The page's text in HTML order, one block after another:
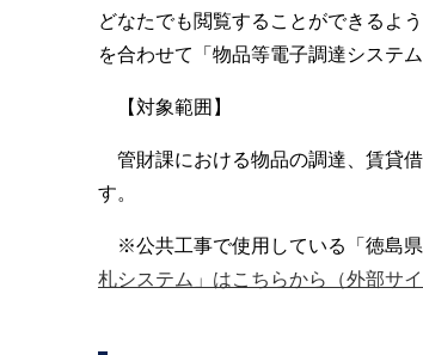
どなたでも閲覧することができるよ
を合わせて「物品等電子調達システム
【対象範囲】
管財課における物品の調達、賃貸
す。
※公共工事で使用している「徳島県
札システム」はこちらから（外部サイ